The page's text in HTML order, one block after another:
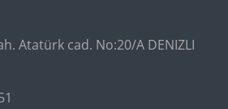
Atatürk cad. No:20/A DENIZLI